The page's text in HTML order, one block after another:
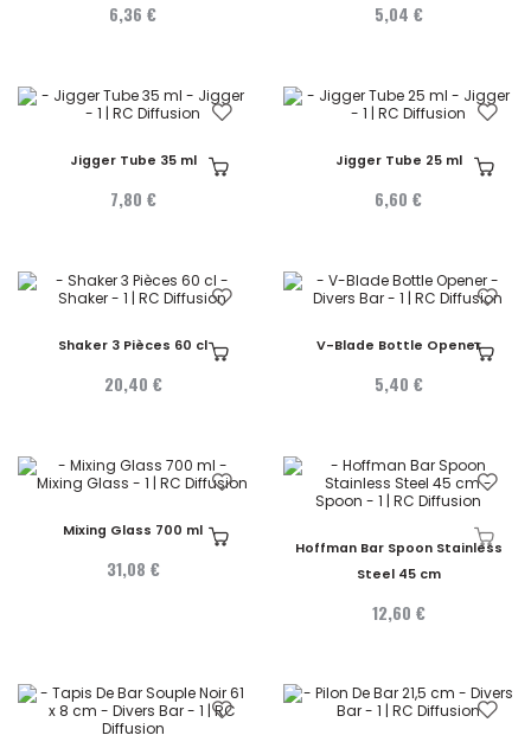
6,36 € 5,04 €
Jigger Tube 35 ml
7,80 €
Jigger Tube 25 ml
6,60 €
Shaker 3 Pièces 60 cl
20,40 €
V-Blade Bottle Opener
5,40 €
Mixing Glass 700 ml
31,08 €
Hoffman Bar Spoon Stainless
Steel 45 cm
12,60 €